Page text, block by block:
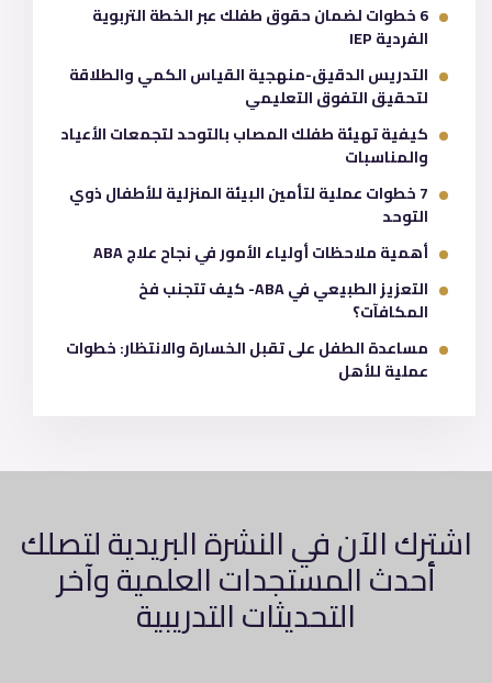
6 خطوات لضمان حقوق طفلك عبر الخطة التربوية
الفردية IEP
التدريس الدقيق-منهجية القياس الكمي والطلاقة
لتحقيق التفوق التعليمي
كيفية تهيئة طفلك المصاب بالتوحد لتجمعات الأعياد
والمناسبات
7 خطوات عملية لتأمين البيئة المنزلية للأطفال ذوي
التوحد
أهمية ملاحظات أولياء الأمور في نجاح علاج ABA
التعزيز الطبيعي في ABA- كيف تتجنب فخ
المكافآت؟
مساعدة الطفل على تقبل الخسارة والانتظار: خطوات
عملية للأهل
اشترك الآن في النشرة البريدية لتصلك
أحدث المستجدات العلمية وآخر
التحديثات التدريبية